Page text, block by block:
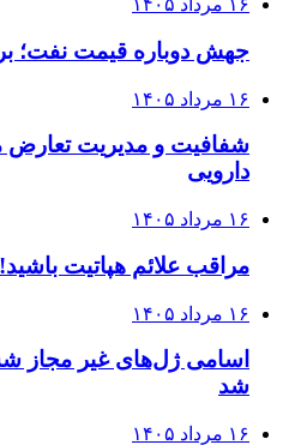
۱۶ مرداد ۱۴۰۵
جهش دوباره قیمت نفت؛ برنت به ۸۳
۱۶ مرداد ۱۴۰۵
شفافیت و مدیریت تعارض
دارویی
۱۶ مرداد ۱۴۰۵
مراقب علائم هپاتیت باشید!
۱۶ مرداد ۱۴۰۵
اسامی ژل‌های غیر
شد
۱۶ مرداد ۱۴۰۵